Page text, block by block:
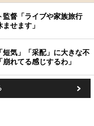
監督「ライブや家族旅行
せます」
短気」「采配」に大きな不
れてる感じするわ」